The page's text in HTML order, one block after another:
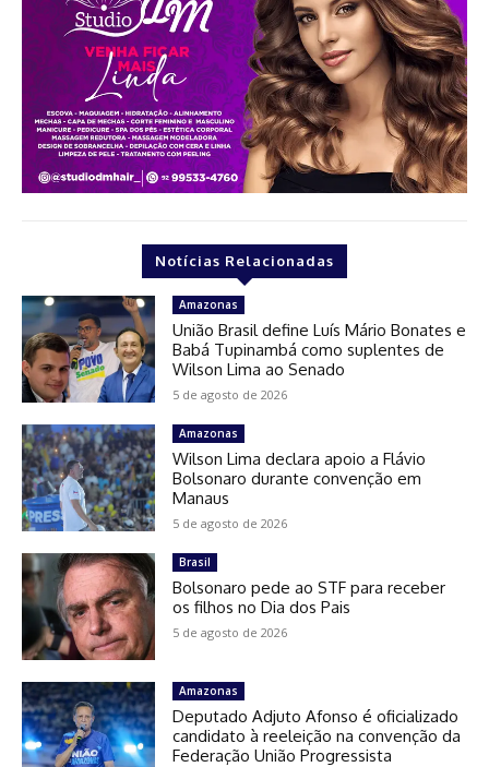
Notícias Relacionadas
Amazonas
União Brasil define Luís Mário Bonates e
Babá Tupinambá como suplentes de
Wilson Lima ao Senado
5 de agosto de 2026
Amazonas
Wilson Lima declara apoio a Flávio
Bolsonaro durante convenção em
Manaus
5 de agosto de 2026
Brasil
Bolsonaro pede ao STF para receber
os filhos no Dia dos Pais
5 de agosto de 2026
Amazonas
Deputado Adjuto Afonso é oficializado
candidato à reeleição na convenção da
Federação União Progressista